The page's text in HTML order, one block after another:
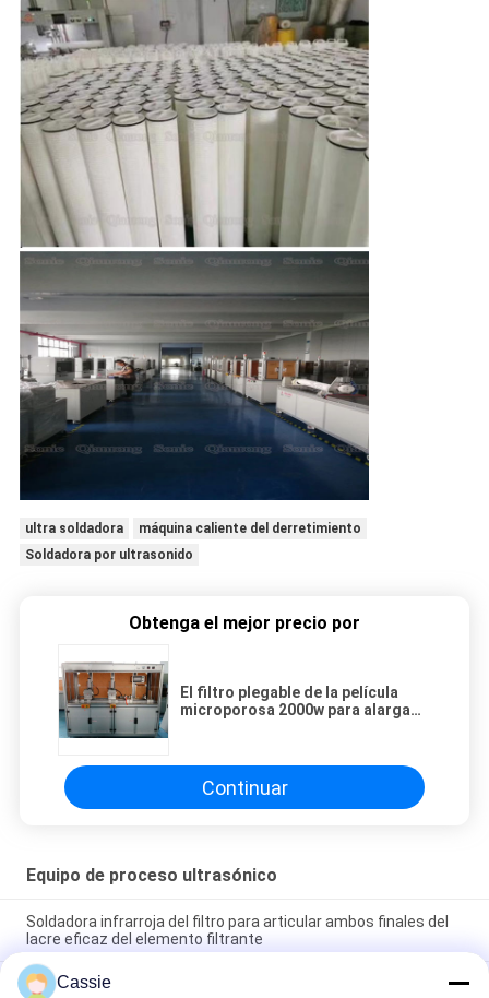
ultra soldadora
máquina caliente del derretimiento
Soldadora por ultrasonido
Obtenga el mejor precio por
El filtro plegable de la película
microporosa 2000w para alarga
Continuar
Equipo de proceso ultrasónico
Soldadora infrarroja del filtro para articular ambos finales del
lacre eficaz del elemento filtrante
soldadora del filtro de la cápsula 3000w que sella con eficacia
Cassie